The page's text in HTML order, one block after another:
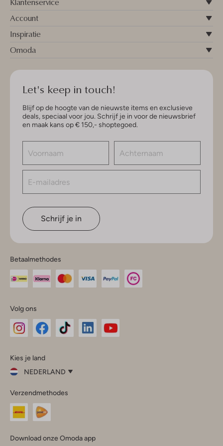
Account
Inspiratie
Omoda
Let's keep in touch!
Blijf op de hoogte van de nieuwste items en exclusieve
deals, speciaal voor jou. Schrijf je in voor de nieuwsbrief
en maak kans op € 150,- shoptegoed.
Schrijf je in
Betaalmethodes
Volg ons
InstagramFacebook
Kies je land
NEDERLAND
je
land
Nederland
Verzendmethodes
Download onze Omoda app